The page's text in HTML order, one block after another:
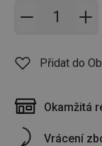
Přidat do
Přidat do
Okamžitá
Vrácení